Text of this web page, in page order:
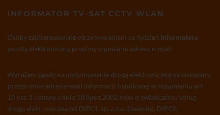
INFORMATOR TV-SAT CCTV WLAN
Osoby zainteresowane otrzymywaniem co tydzień Informatora
pocztą elektroniczną prosimy o podanie adresu e-mail:
Wyrażam zgodę na otrzymywanie drogą elektroniczną na wskazany
przeze mnie adres e-mail informacji handlowej w rozumieniu art.
10 ust. 1 ustawy z dnia 18 lipca 2002 roku o świadczeniu usług
drogą elektroniczną od DIPOL sp. z o.o. (dawniej: DIPOL